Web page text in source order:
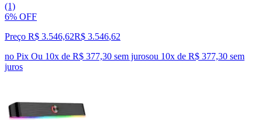
(1)
6% OFF
Preço R$ 3.546,62R$ 3.546,62
no Pix Ou 10x de R$ 377,30 sem jurosou 10x de R$ 377,30 sem
juros